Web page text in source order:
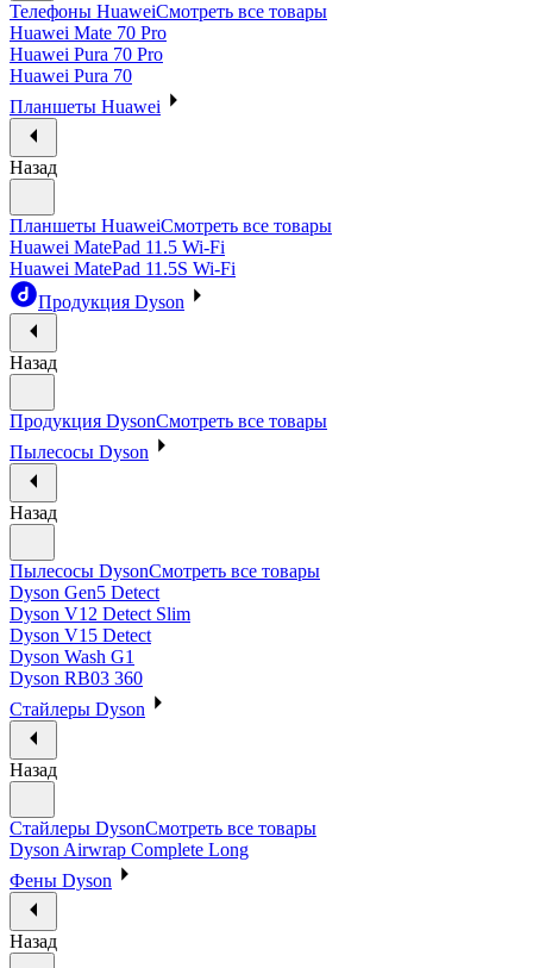
Телефоны HuaweiСмотреть все товары
Huawei Mate 70 Pro
Huawei Pura 70 Pro
Huawei Pura 70
Планшеты Huawei
Назад
Планшеты HuaweiСмотреть все товары
Huawei MatePad 11.5 Wi-Fi
Huawei MatePad 11.5S Wi-Fi
Продукция Dyson
Назад
Продукция DysonСмотреть все товары
Пылесосы Dyson
Назад
Пылесосы DysonСмотреть все товары
Dyson Gen5 Detect
Dyson V12 Detect Slim
Dyson V15 Detect
Dyson Wash G1
Dyson RB03 360
Стайлеры Dyson
Назад
Стайлеры DysonСмотреть все товары
Dyson Airwrap Complete Long
Фены Dyson
Назад